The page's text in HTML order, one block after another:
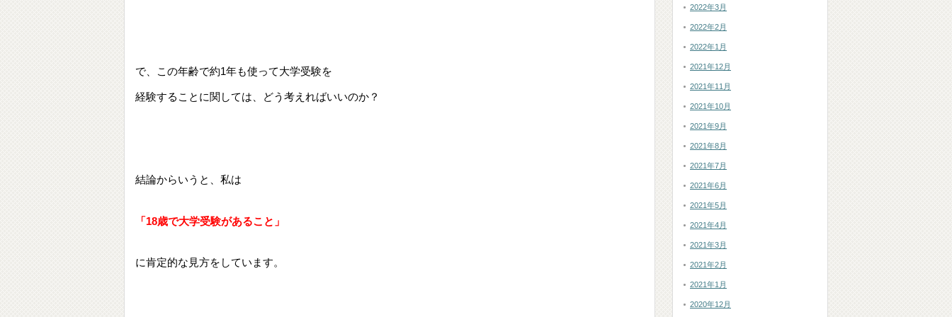
で、この年齢で約1年も使って大学受験を
経験することに関しては、どう考えればいいのか？
結論からいうと、私は
「18歳で大学受験があること」
に肯定的な見方をしています。
2022年3月
2022年2月
2022年1月
2021年12月
2021年11月
2021年10月
2021年9月
2021年8月
2021年7月
2021年6月
2021年5月
2021年4月
2021年3月
2021年2月
2021年1月
2020年12月